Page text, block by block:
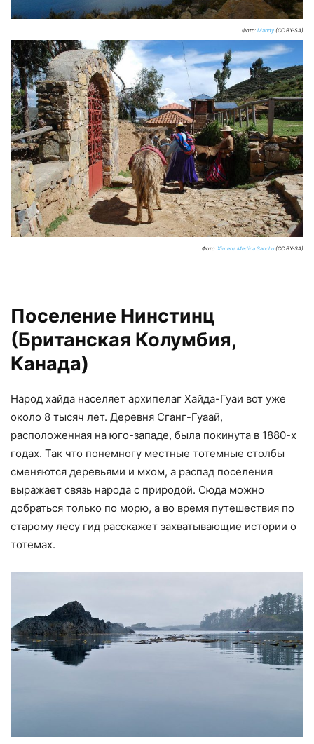
Фото: Mandy (CC BY-SA)
Фото: Ximena Medina Sancho (CC BY-SA)
Поселение Нинстинц
(Британская Колумбия,
Канада)
Народ хайда населяет архипелаг Хайда-Гуаи вот уже
около 8 тысяч лет. Деревня Сганг-Гуаай,
расположенная на юго-западе, была покинута в 1880-х
годах. Так что понемногу местные тотемные столбы
сменяются деревьями и мхом, а распад поселения
выражает связь народа с природой. Сюда можно
добраться только по морю, а во время путешествия по
старому лесу гид расскажет захватывающие истории о
тотемах.